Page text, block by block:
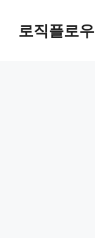
content로직플로우